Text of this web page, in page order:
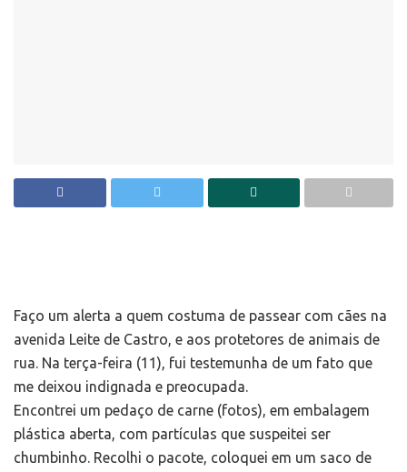
Faço um alerta a quem costuma de passear com cães na
avenida Leite de Castro, e aos protetores de animais de
rua. Na terça-feira (11), fui testemunha de um fato que
me deixou indignada e preocupada.
Encontrei um pedaço de carne (fotos), em embalagem
plástica aberta, com partículas que suspeitei ser
chumbinho. Recolhi o pacote, coloquei em um saco de